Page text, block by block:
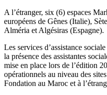
A l’étranger, six (6) espaces
européens de Gênes (Italie),
Alméria et Algésiras (Espagne).
Les services d’assistance
la présence des assistantes
mise en place lors de l’édition
opérationnels au niveau des
Fondation au Maroc et à